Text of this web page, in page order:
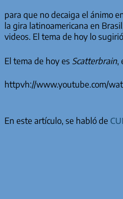
para que no decaiga el ánimo
la gira latinoamericana en
videos. El tema de hoy lo
El tema de hoy es Scatterbrain,
httpvh://www.youtube.com/
En este artículo, se habló de